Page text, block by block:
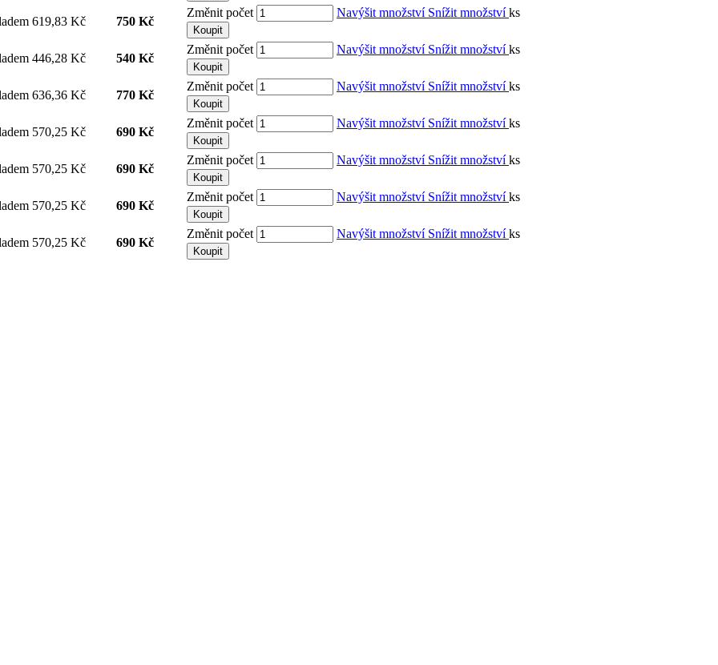
619,83 Kč 750 Kč
Změnit počet Navýšit množství Snížit množstvíks
Koupit
446,28 Kč 540 Kč
Změnit počet Navýšit množství Snížit množstvíks
Koupit
636,36 Kč 770 Kč
Změnit počet Navýšit množství Snížit množstvíks
Koupit
570,25 Kč 690 Kč
Změnit počet Navýšit množství Snížit množstvíks
Koupit
570,25 Kč 690 Kč
Změnit počet Navýšit množství Snížit množstvíks
Koupit
570,25 Kč 690 Kč
Změnit počet Navýšit množství Snížit množstvíks
Koupit
570,25 Kč 690 Kč
Změnit počet Navýšit množství Snížit množstvíks
Koupit